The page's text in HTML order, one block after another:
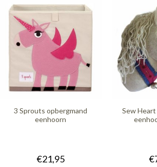
3 Sprouts opbergmand
eenhoorn
€21,95
Sew